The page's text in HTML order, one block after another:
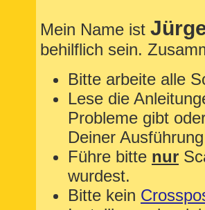
Mein Name ist
behilflich sein.
Bitte arbeite alle
Lese die
Probleme gibt
Deiner
Führe bitte nur
wurdest.
Bitte kein